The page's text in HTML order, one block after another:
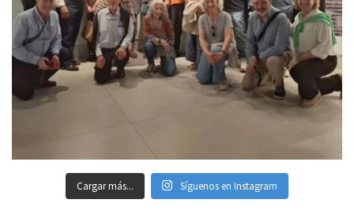
Cargar más... Síguenos en Instagram